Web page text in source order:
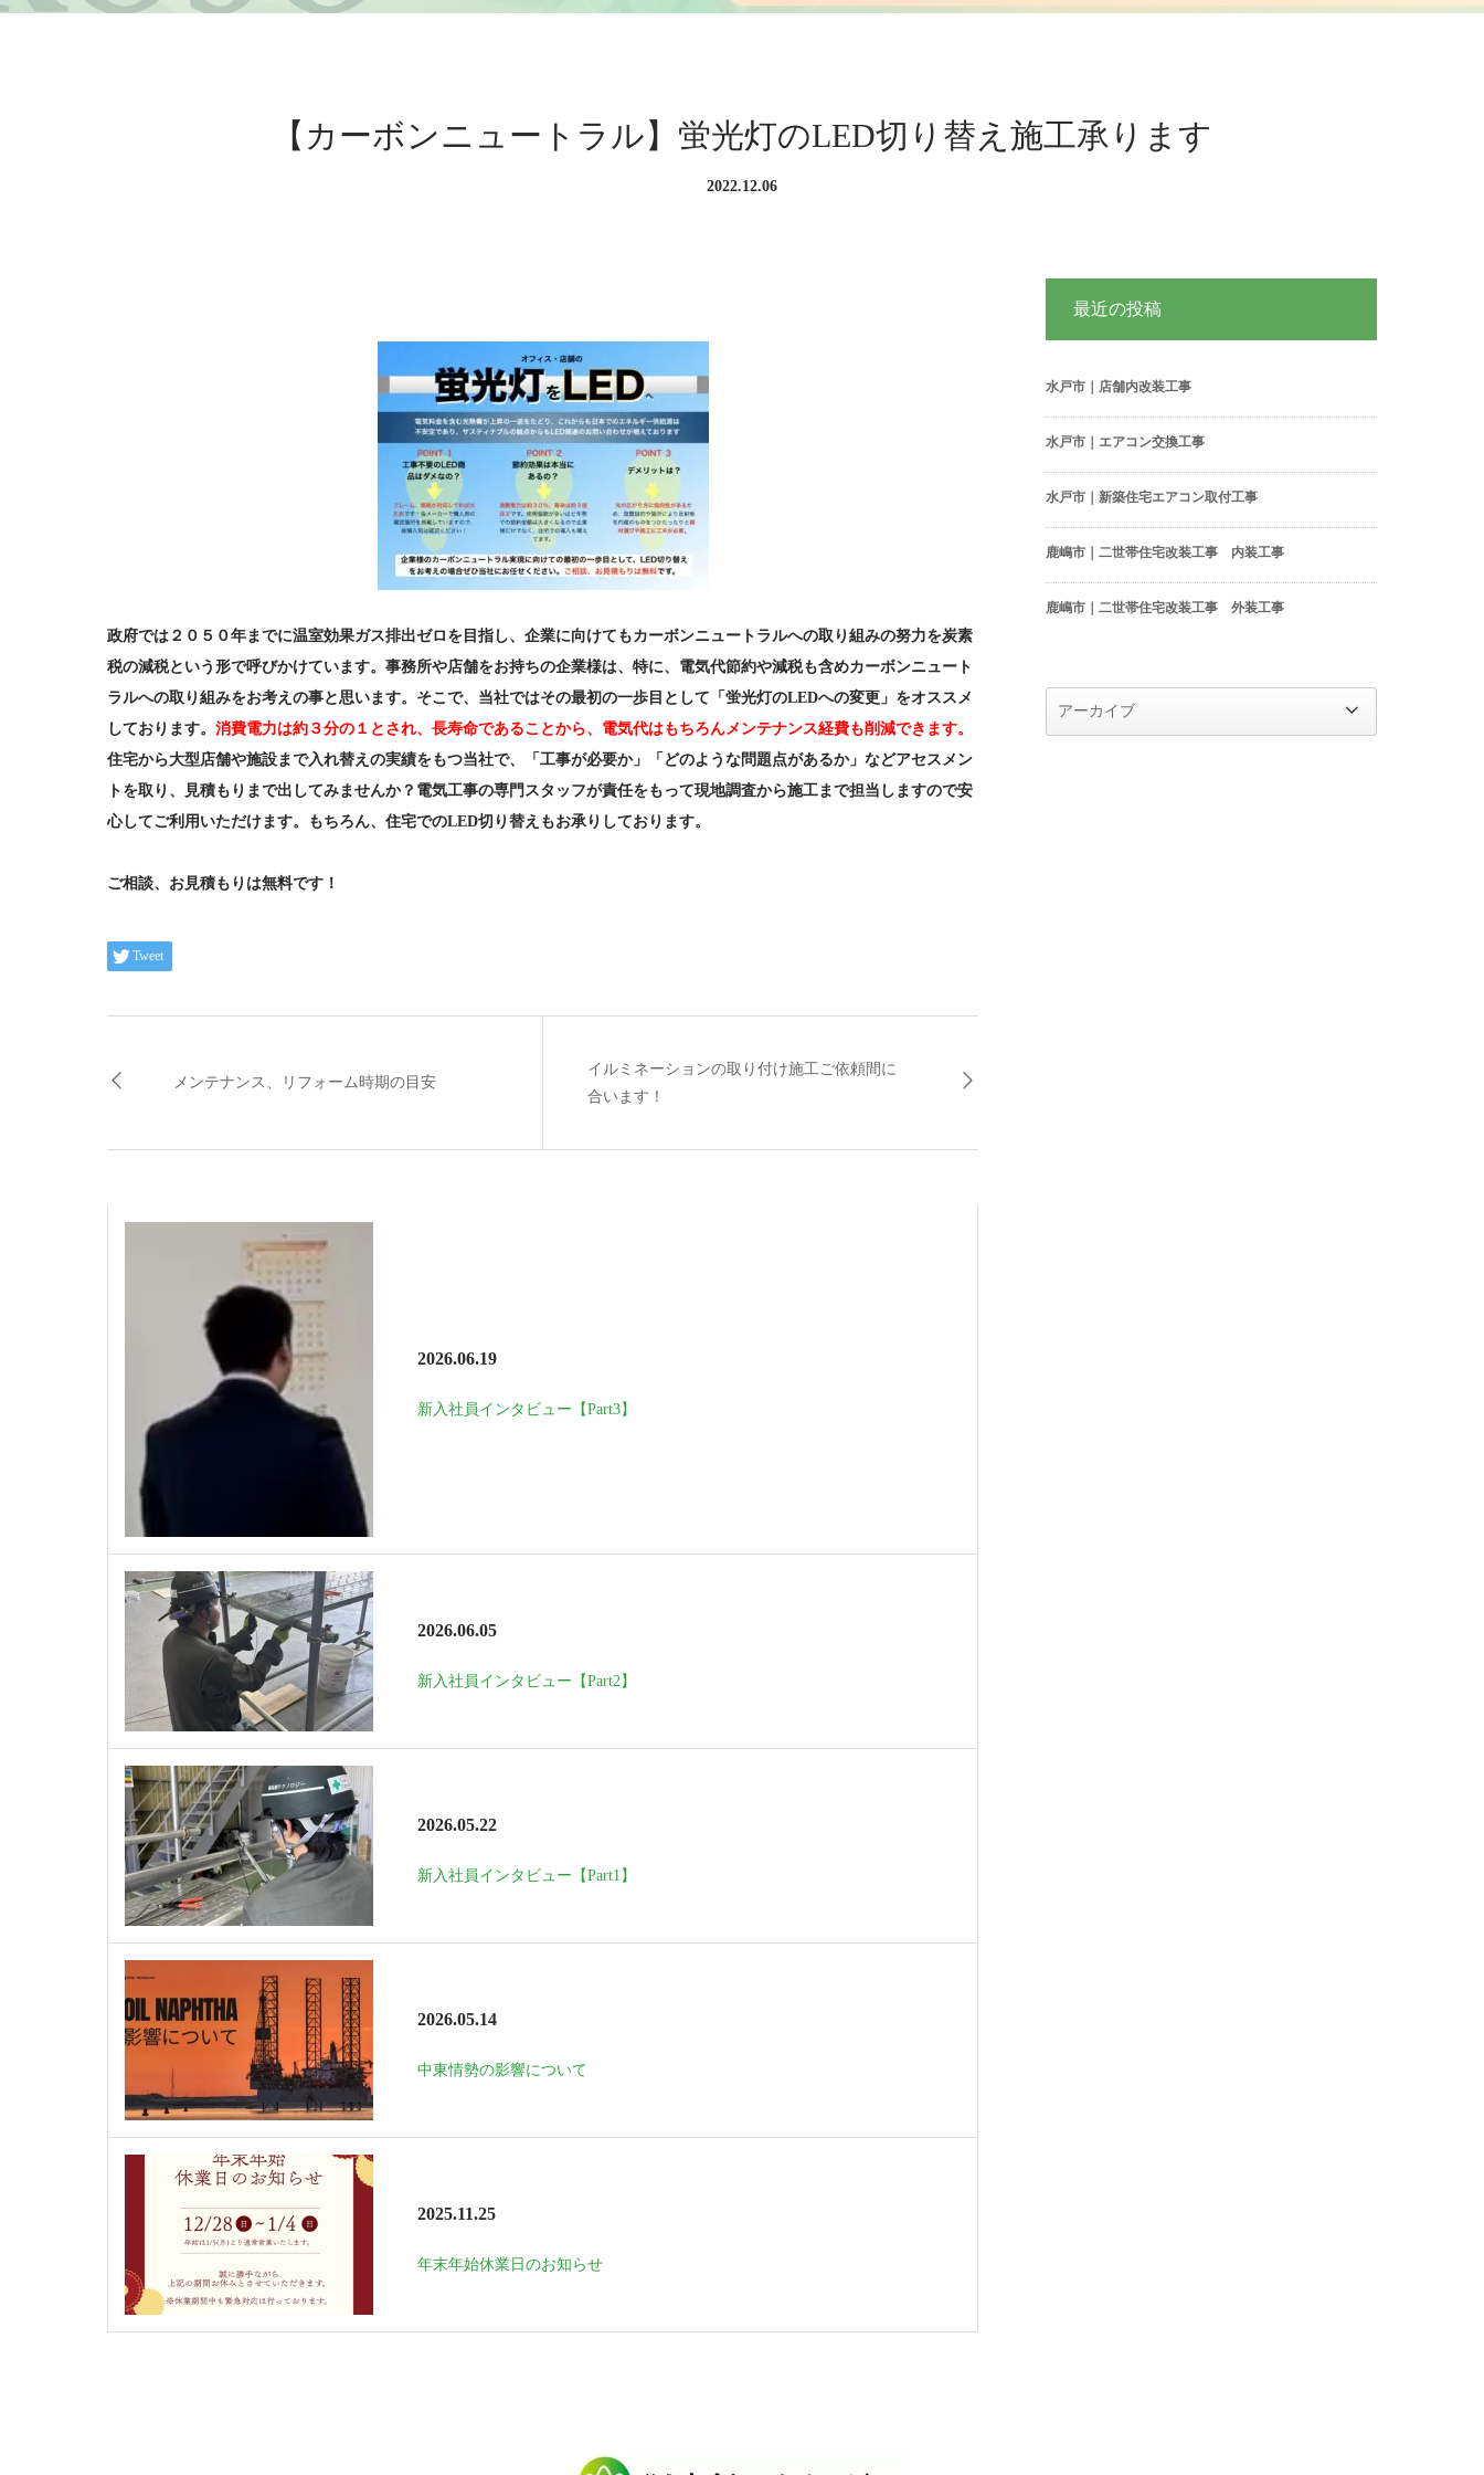
【カーボンニュートラル】蛍光灯のLED切り替え施工承ります
2022.12.06
政府では２０５０年までに温室効果ガス排出ゼロを目指し、企業に向けてもカーボンニュートラルへの取り組みの努力を炭素
税の減税という形で呼びかけています。事務所や店舗をお持ちの企業様は、特に、電気代節約や減税も含めカーボンニュート
ラルへの取り組みをお考えの事と思います。そこで、当社ではその最初の一歩目として「蛍光灯のLEDへの変更」をオススメ
しております。 消費電力は約３分の１とされ、長寿命であることから、電気代はもちろんメンテナンス経費も削減できます。
住宅から大型店舗や施設まで入れ替えの実績をもつ当社で、「工事が必要か」「どのような問題点があるか」などアセスメン
トを取り、見積もりまで出してみませんか？電気工事の専門スタッフが責任をもって現地調査から施工まで担当しますので安
心してご利用いただけます。もちろん、住宅でのLED切り替えもお承りしております。
ご相談、お見積もりは無料です！
Tweet
メンテナンス、リフォーム時期の目安
イルミネーションの取り付け施工ご依頼間に
合います！
2026.06.19
新入社員インタビュー【Part3】
2026.06.05
新入社員インタビュー【Part2】
2026.05.22
新入社員インタビュー【Part1】
2026.05.14
中東情勢の影響について
2025.11.25
年末年始休業日のお知らせ
最近の投稿
水戸市｜店舗内改装工事
水戸市｜エアコン交換工事
水戸市｜新築住宅エアコン取付工事
鹿嶋市｜二世帯住宅改装工事 内装工事
鹿嶋市｜二世帯住宅改装工事 外装工事